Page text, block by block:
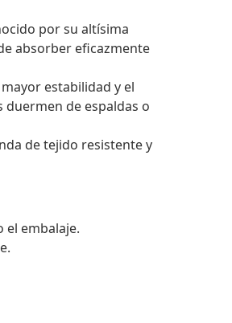
por su altísima
absorber eficazmente
estabilidad y el
de espaldas o
de tejido resistente y
el embalaje.